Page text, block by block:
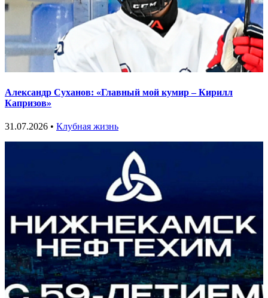
Александр Суханов: «Главный мой кумир – Кирилл
Капризов»
31.07.2026 • Клубная жизнь